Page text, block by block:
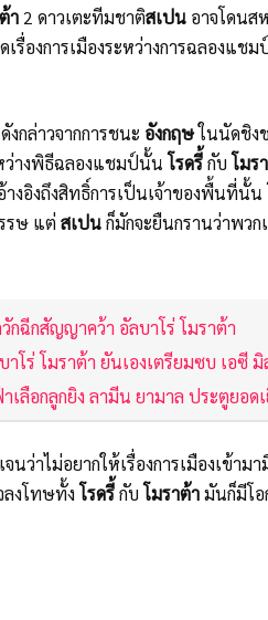
า2 ดาวเตะทีมชาติสเปน อาจโดน
รื่องการเมืองระหว่างการฉลองแชม
กล่าวจากการชนะ อังกฤษในนัดชิง
ว่างพิธีฉลองแชมป์นั้น โรดรี้กับ โมร
างอิงถึงสิทธิ์การเป็นเจ้าของพื้นที่นั้
รษ แต่ สเปนก็มักจะยืนกรานว่าพวก
กฉีกสัญญาคว้า อัลบาโร่ โมราต้า
โร่ โมราต้า ยันเองเตรียมซบ เอซี
เลือกลูกยิง ลามีน ยามาล ประตูยอด
นว่าไม่อยากให้เรื่องการเมืองเข้าม
งโทษทั้ง โรดรี้กับ โมราต้ามันก็มีโ